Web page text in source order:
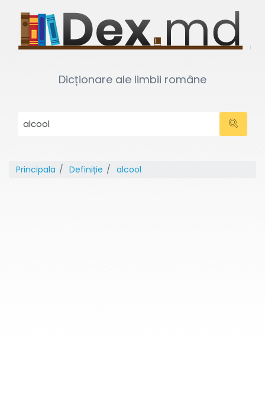
Dicționare ale limbii române
Principala Definiție alcool